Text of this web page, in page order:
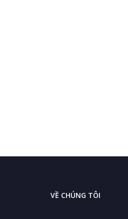
VỀ CHÚNG TÔI